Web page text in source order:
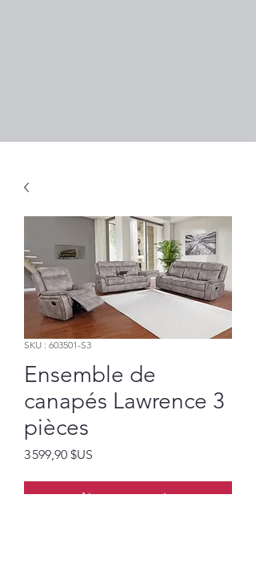
SKU : 603501-S3
Ensemble de
canapés Lawrence 3
pièces
3 599,90 $US
Ajouter au panier